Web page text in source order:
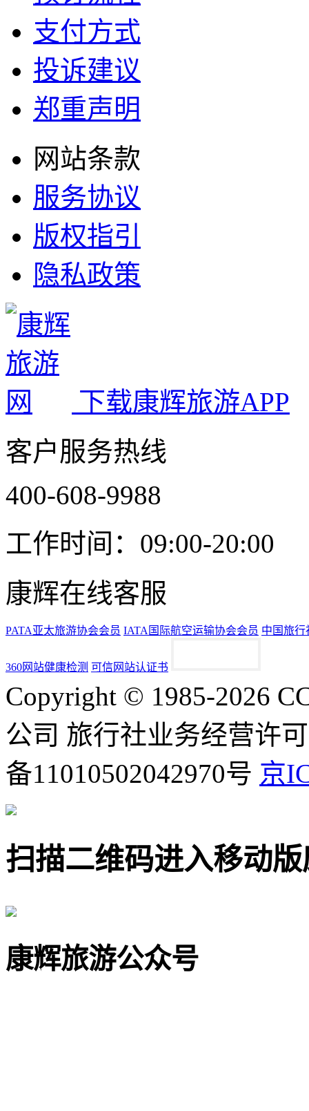
支付方式
投诉建议
郑重声明
网站条款
服务协议
版权指引
隐私政策
下载康辉旅游APP
客户服务热线
400-608-9988
工作时间：09:00-20:00
康辉在线客服
PATA亚太旅游协会会员 IATA国际航空运输协会会员 中国旅行
360网站健康检测 可信网站认证书
Copyright © 1985-2026
公司 旅行社业务经营许
备11010502042970号 京
扫描二维码进入移动
康辉旅游公众号